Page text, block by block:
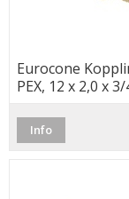
Eurocone
PEX, 12 x 2,0 x 3/
Info